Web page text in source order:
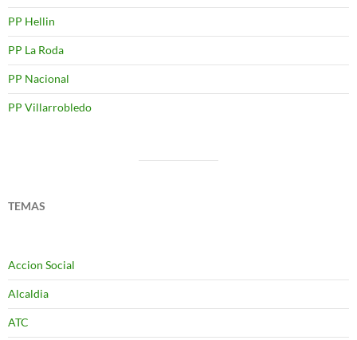
PP Hellin
PP La Roda
PP Nacional
PP Villarrobledo
TEMAS
Accion Social
Alcaldia
ATC